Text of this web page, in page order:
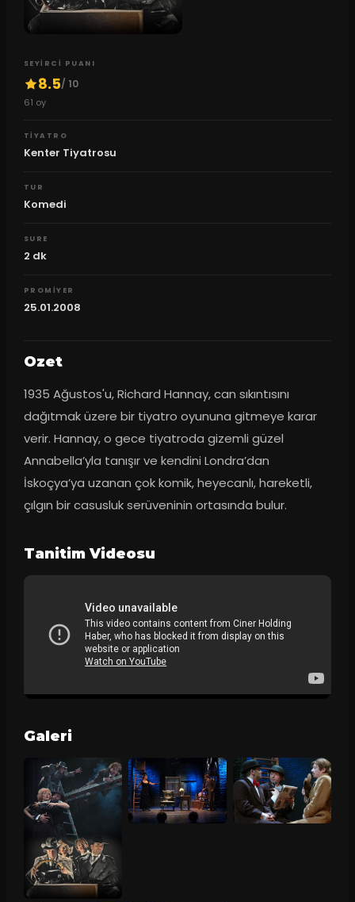
SEYIRCI PUANI
8.5/ 10
61 oy
TIYATRO
Kenter Tiyatrosu
TUR
Komedi
SURE
2 dk
PROMIYER
25.01.2008
Ozet
1935 Ağustos'u, Richard Hannay, can sıkıntısını
dağıtmak üzere bir tiyatro oyununa gitmeye karar
verir. Hannay, o gece tiyatroda gizemli güzel
Annabella’yla tanışır ve kendini Londra’dan
İskoçya’ya uzanan çok komik, heyecanlı, hareketli,
çılgın bir casusluk serüveninin ortasında bulur.
Tanitim Videosu
Galeri